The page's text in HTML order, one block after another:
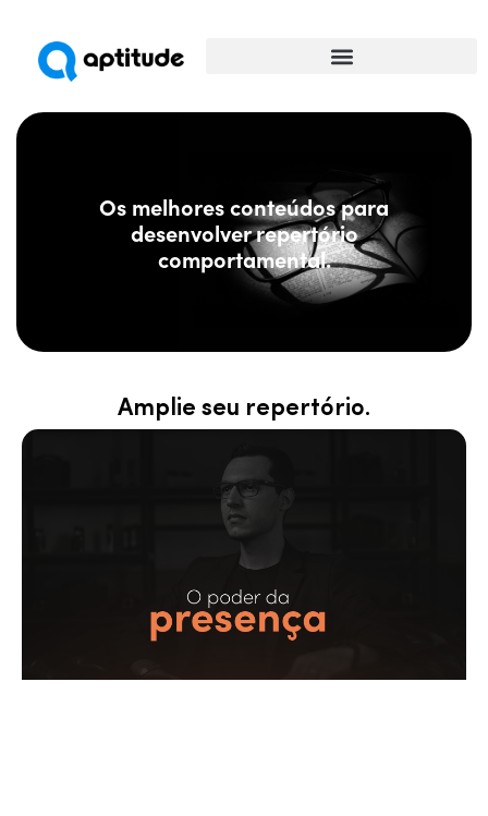
Os melhores conteúdos para
desenvolver repertório
comportamental.
Amplie seu repertório.